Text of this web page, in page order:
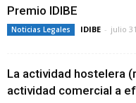
Premio IDIBE
Noticias Legales IDIBE - julio
La actividad hostelera
actividad comercial a